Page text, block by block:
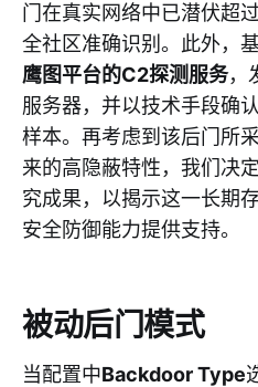
门在真实网络中已潜伏超
全社区准确识别。此外，
鹰图平台的C2探测服务，
服务器，并以技术手段确
样本。再考虑到该后门所
来的高隐蔽特性，我们决
究成果，以揭示这一长期
安全防御能力提供支持。
被动后门模式
当配置中Backdoor Type